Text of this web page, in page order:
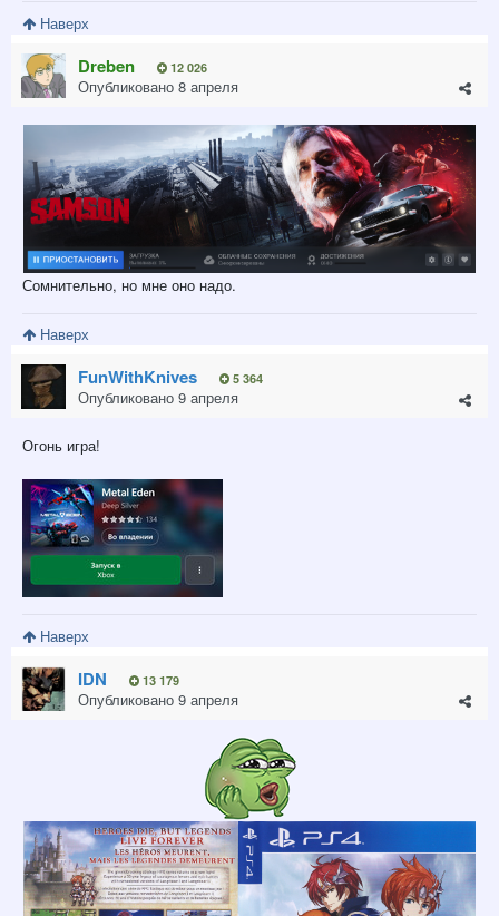
Наверх
Dreben 12 026
Опубликовано 8 апреля
Сомнительно, но мне оно надо.
Наверх
FunWithKnives 5 364
Опубликовано 9 апреля
Огонь игра!
Наверх
IDN 13 179
Опубликовано 9 апреля